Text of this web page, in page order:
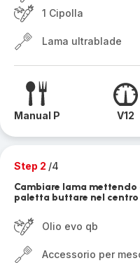
1 Cipolla
Lama ultrablade
Manual P V12
Step 2 /4
Cambiare lama
paletta buttare nel
Olio evo qb
Accessorio per